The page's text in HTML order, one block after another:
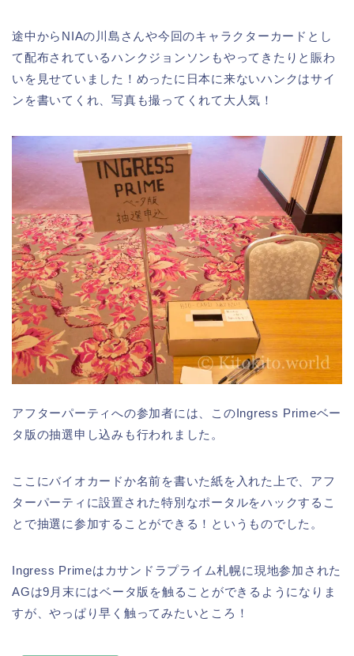
途中からNIAの川島さんや今回のキャラクターカードとし
て配布されているハンクジョンソンもやってきたりと賑わ
いを見せていました！めったに日本に来ないハンクはサイ
ンを書いてくれ、写真も撮ってくれて大人気！
アフターパーティへの参加者には、このIngress Primeベー
タ版の抽選申し込みも行われました。
ここにバイオカードか名前を書いた紙を入れた上で、アフ
ターパーティに設置された特別なポータルをハックするこ
とで抽選に参加することができる！というものでした。
Ingress Primeはカサンドラプライム札幌に現地参加された
AGは9月末にはベータ版を触ることができるようになりま
すが、やっぱり早く触ってみたいところ！